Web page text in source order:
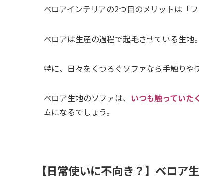
ベロアインテリアの2つ目のメリットは「フ
ベロアは生産の過程で起毛させている生地
特に、日々をくつろぐソファなら手触りや
ベロア生地のソファは、 いつも触っていた
ムになるでしょう。
【日常使いに不向き？】ベロア